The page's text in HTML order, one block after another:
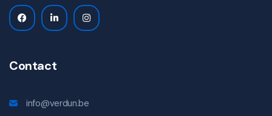
Contact
info@verdun.be